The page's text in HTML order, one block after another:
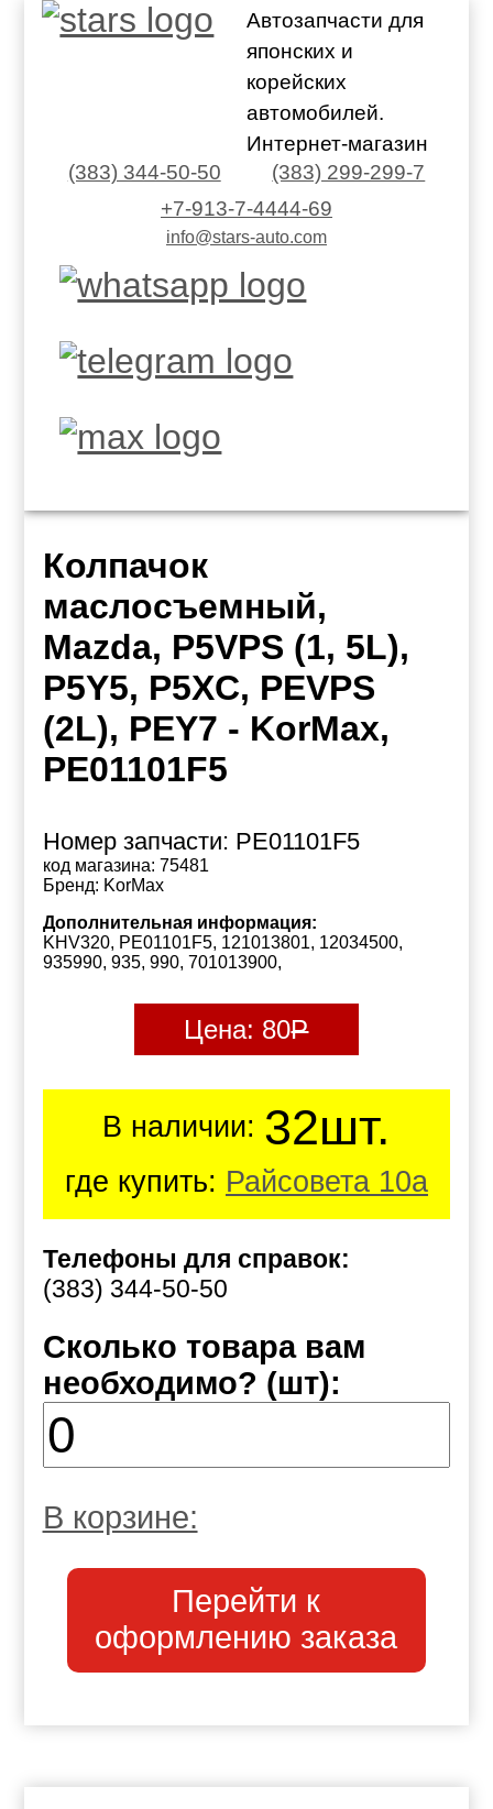
Автозапчасти для
японских и
корейских
автомобилей.
Интернет-магазин
(383) 344-50-50
(383) 299-299-7
+7-913-7-4444-69
info@stars-auto.com
Колпачок
маслосъемный,
Mazda, P5VPS (1, 5L),
P5Y5, P5XC, PEVPS
(2L), PEY7 - KorMax,
PE01101F5
Номер запчасти: PE01101F5
код магазина: 75481
Бренд: KorMax
Дополнительная информация:
KHV320, PE01101F5, 121013801, 12034500,
935990, 935, 990, 701013900,
Цена: 80Р
В наличии: 32шт.
где купить: Райсовета 10а
Телефоны для справок:
(383) 344-50-50
Сколько товара вам
необходимо? (шт):
В корзине:
Перейти к
оформлению заказа